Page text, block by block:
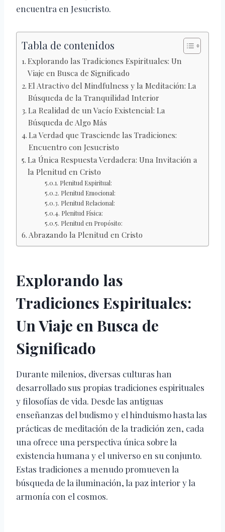
encuentra en Jesucristo.
Tabla de contenidos
Explorando las Tradiciones Espirituales: Un
Viaje en Busca de Significado
El Atractivo del Mindfulness y la Meditación: La
Búsqueda de la Tranquilidad Interior
La Realidad de un Vacío Existencial: La
Búsqueda de Algo Más
La Verdad que Trasciende las Tradiciones:
Encuentro con Jesucristo
La Única Respuesta Verdadera: Una Invitación a
la Plenitud en Cristo
Plenitud Espiritual:
Plenitud Emocional:
Plenitud Relacional:
Plenitud Física:
Plenitud en Propósito:
Abrazando la Plenitud en Cristo
Explorando las
Tradiciones Espirituales:
Un Viaje en Busca de
Significado
Durante milenios, diversas culturas han
desarrollado sus propias tradiciones espirituales
y filosofías de vida. Desde las antiguas
enseñanzas del budismo y el hinduismo hasta las
prácticas de meditación de la tradición zen, cada
una ofrece una perspectiva única sobre la
existencia humana y el universo en su conjunto.
Estas tradiciones a menudo promueven la
búsqueda de la iluminación, la paz interior y la
armonía con el cosmos.